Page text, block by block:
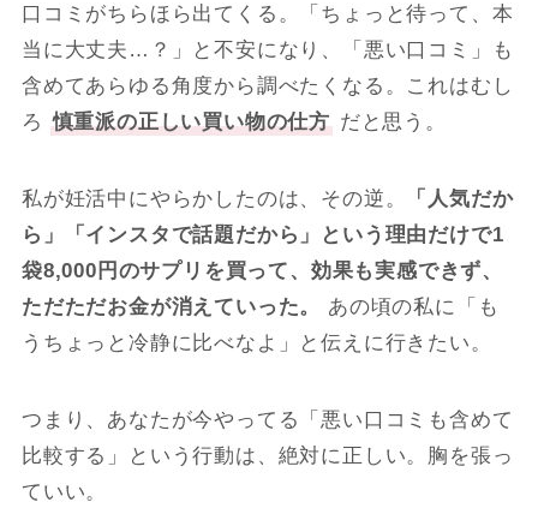
口コミがちらほら出てくる。「ちょっと待って、本
当に大丈夫…？」と不安になり、「悪い口コミ」も
含めてあらゆる角度から調べたくなる。これはむし
ろ 慎重派の正しい買い物の仕方 だと思う。
私が妊活中にやらかしたのは、その逆。
「人気だか
ら」「インスタで話題だから」という理由だけで1
袋8,000円のサプリを買って、効果も実感できず、
ただただお金が消えていった。
あの頃の私に「も
うちょっと冷静に比べなよ」と伝えに行きたい。
つまり、あなたが今やってる「悪い口コミも含めて
比較する」という行動は、絶対に正しい。胸を張っ
ていい。